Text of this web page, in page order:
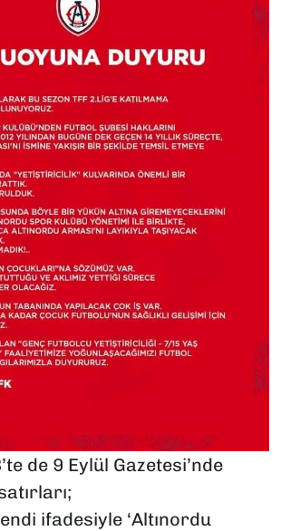
de 9 Eylül Gazetesi’nde
ifadesiyle ‘Altınordu